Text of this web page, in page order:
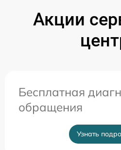
Акции
Бесплатная
обращения
Узнать